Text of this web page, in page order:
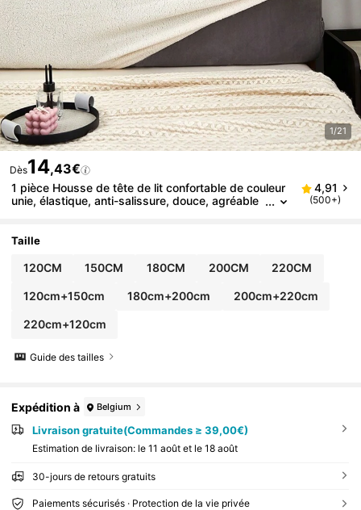
1/21
Dès14,43€
1 pièce Housse de tête de lit confortable de couleur
unie, élastique, anti-salissure, douce, agréable
yages, les sacs, les organisateurs, le stockage, la d
aux pour la fête des mères, la décoration de chambr
s essentiels de voyage, la décoration de la chambr
e, les jouets antistress, la remise des diplômes
4,91
(500+)
Taille
120CM 150CM 180CM 200CM 220CM
120cm+150cm 180cm+200cm 200cm+220cm
220cm+120cm
Guide des tailles
Expédition à Belgium
Livraison gratuite(Commandes ≥ 39,00€)
Estimation de livraison: le 11 août et le 18 août
30-jours de retours gratuits
Paiements sécurisés · Protection de la vie privée